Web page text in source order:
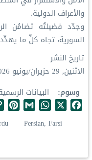
والأعراف الدولية.
وجدّد فضيلتُه تضامُن
السورية، تجاه كلِّ ما
تاريخ النشر
الاثنين, 29 حزيران/يونيو 2026
وسوم
البيانات
F
X
W
h
a
G
P
n
Persian, Farsi